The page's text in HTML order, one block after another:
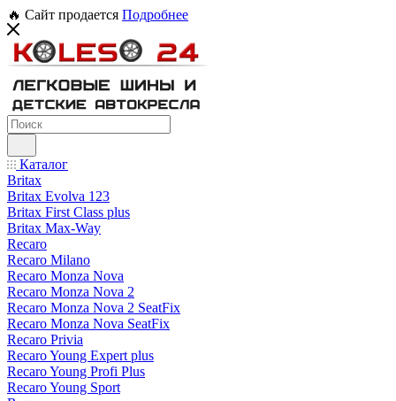
🔥 Сайт продается Подробнее
Каталог
Britax
Britax Evolva 123
Britax First Class plus
Britax Max-Way
Recaro
Recaro Milano
Recaro Monza Nova
Recaro Monza Nova 2
Recaro Monza Nova 2 SeatFix
Recaro Monza Nova SeatFix
Recaro Privia
Recaro Young Expert plus
Recaro Young Profi Plus
Recaro Young Sport